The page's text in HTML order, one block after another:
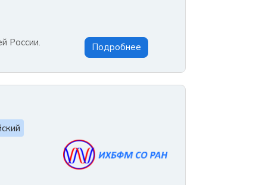
России. Подробнее